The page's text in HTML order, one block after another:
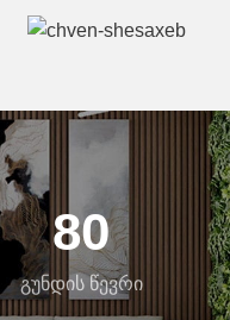
80
გუნდის წევრი